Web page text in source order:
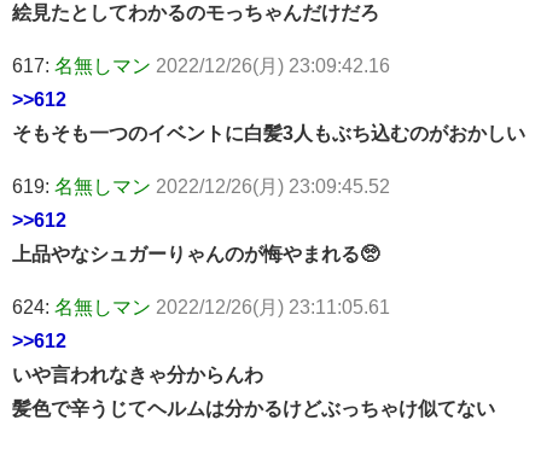
絵見たとしてわかるのモっちゃんだけだろ
617: 名無しマン 2022/12/26(月) 23:09:42.16
>>612
そもそも一つのイベントに白髪3人もぶち込むのがおかしい
619: 名無しマン 2022/12/26(月) 23:09:45.52
>>612
上品やなシュガーりゃんのが悔やまれる🥺
624: 名無しマン 2022/12/26(月) 23:11:05.61
>>612
いや言われなきゃ分からんわ
髪色で辛うじてヘルムは分かるけどぶっちゃけ似てない